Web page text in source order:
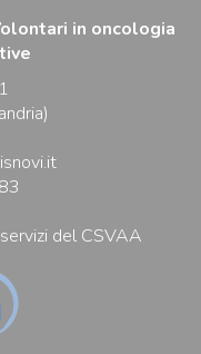
in oncologia
del CSVAA